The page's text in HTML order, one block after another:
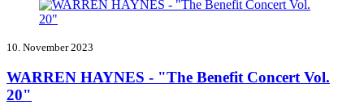
10. November 2023
WARREN HAYNES - "The Benefit Concert Vol.
20"